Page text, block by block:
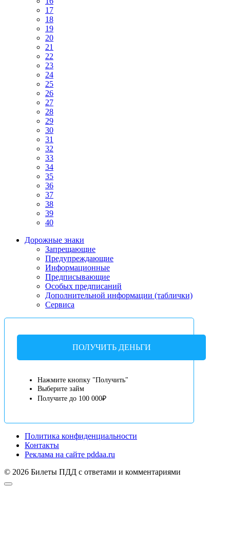
17
18
19
20
21
22
23
24
25
26
27
28
29
30
31
32
33
34
35
36
37
38
39
40
Дорожные знаки
Запрещающие
Предупреждающие
Информационные
Предписывающие
Особых предписаний
Дополнительной информации (таблички)
Сервиса
ПОЛУЧИТЬ ДЕНЬГИ
Нажмите кнопку "Получить"
Выберите займ
Получите до 100 000₽
Политика конфиденциальности
Контакты
Реклама на сайте pddaa.ru
© 2026 Билеты ПДД с ответами и комментариями